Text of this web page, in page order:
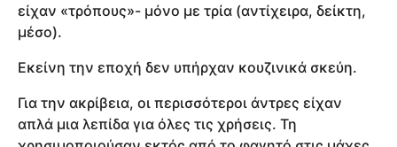
είχαν «τρόπους»- μόνο με τρία (αντίχειρα, δείκτη,
μέσο).
Εκείνη την εποχή δεν υπήρχαν κουζινικά σκεύη.
Για την ακρίβεια, οι περισσότεροι άντρες είχαν
απλά μια λεπίδα για όλες τις χρήσεις. Τη